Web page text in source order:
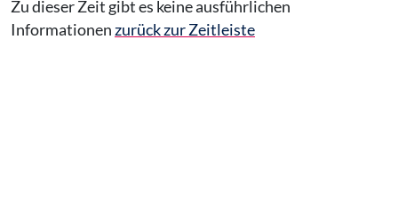
Zu dieser Zeit gibt es keine ausführlichen
Informationenzurück zur Zeitleiste